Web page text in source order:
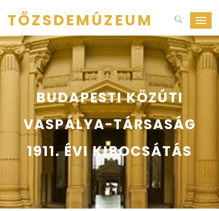
ki-
be
TŐZSDEMÚZEUM
BUDAPESTI KÖZÚTI
VASPÁLYA-TÁRSASÁG
1911. ÉVI KIBOCSÁTÁS